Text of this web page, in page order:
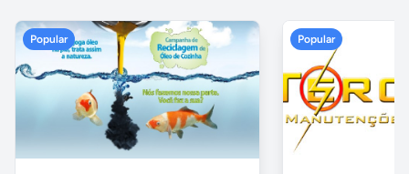
Popular Popular